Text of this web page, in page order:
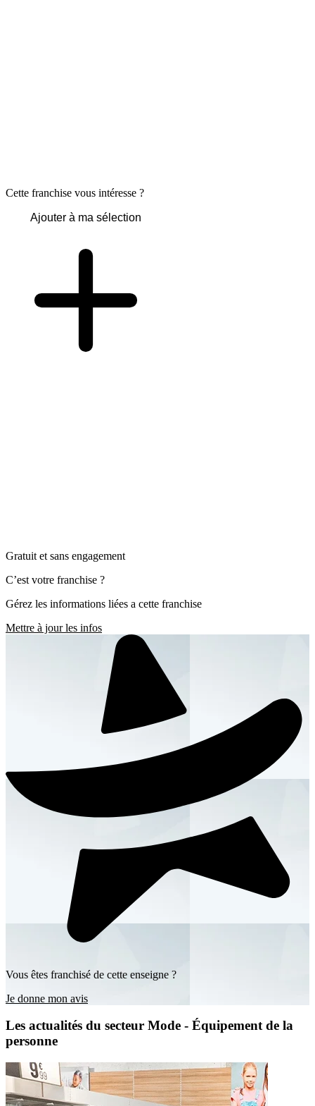
Cette franchise vous intéresse ?
Ajouter à ma sélection
Gratuit et sans engagement
C’est votre franchise ?
Gérez les informations liées a cette franchise
Mettre à jour les infos
Vous êtes franchisé de cette enseigne ?
Je donne mon avis
Les actualités du secteur Mode - Équipement de la
personne